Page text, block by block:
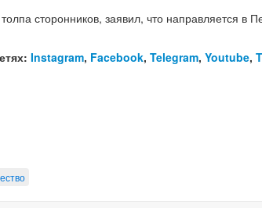
сторонников, заявил, что направляется в
Instagram, Facebook, Telegram, Youtube,